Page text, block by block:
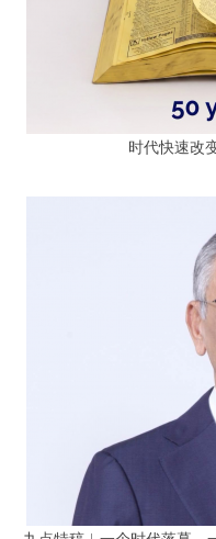
时代快速改